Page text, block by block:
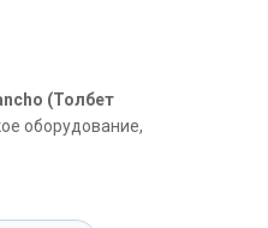
(Толбет
оборудование,